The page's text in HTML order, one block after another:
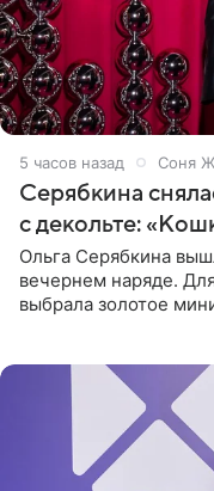
5 часов назад Соня
Серябкина
с декольте:
Ольга Серябкина
вечернем наряде.
выбрала золотое